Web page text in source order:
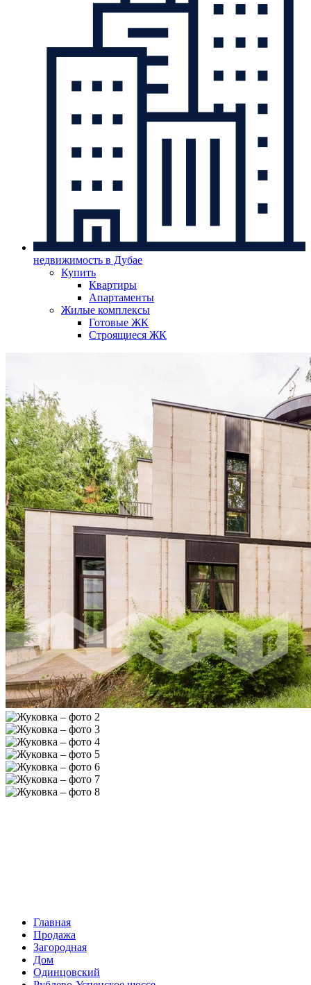
недвижимость в Дубае
Купить
Квартиры
Апартаменты
Жилые комплексы
Готовые ЖК
Строящиеся ЖК
Главная
Продажа
Загородная
Дом
Одинцовский